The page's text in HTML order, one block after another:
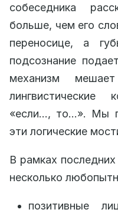
собеседника
больше, чем его
переносице, а
подсознание
механизм
лингвистические
«если…, то…». Мы
эти логические
В рамках
несколько
позитивные